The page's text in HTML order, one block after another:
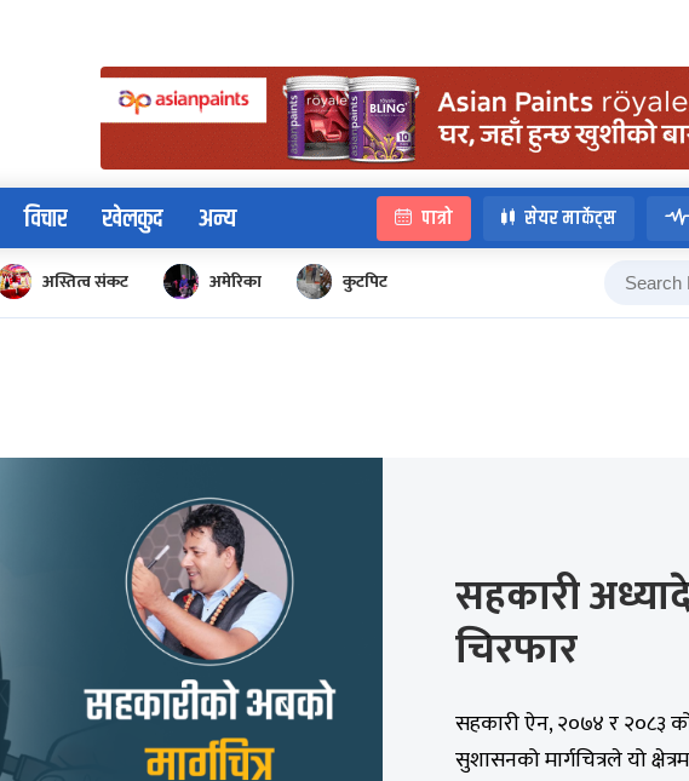
विचार खेलकुद अन्य पात्रो सेयर मार्केट्स
अस्तित्व संकट अमेरिका कुटपिट
सहकारी
चिरफार
सहकारी ऐन, २०७४ र २०८३
सुशासनको मार्गचित्रले यो